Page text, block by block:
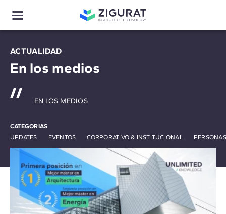
ACTUALIDAD
En los medios
CATEGORIAS
UPDATES
EVENTOS CORPORATIVO & INSTITUCIONAL
EN LOS MEDIOS